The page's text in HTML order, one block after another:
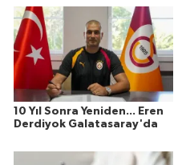
10 Yıl Sonra Yeniden... Eren
Derdiyok Galatasaray'da